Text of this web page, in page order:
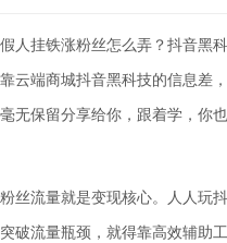
人挂铁涨粉丝怎么弄？抖音黑
云端商城抖音黑科技的信息差
无保留分享给你，跟着学，你
丝流量就是变现核心。人人玩
破流量瓶颈，就得靠高效辅